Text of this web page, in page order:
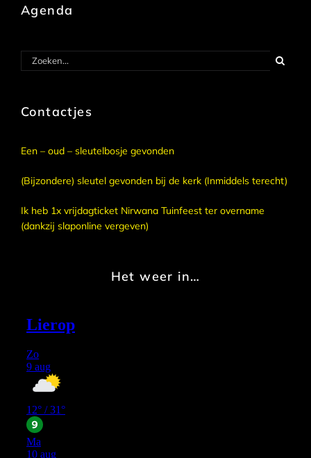
Agenda
Zoeken
naar:
Contactjes
Een – oud – sleutelbosje gevonden
(Bijzondere) sleutel gevonden bij de kerk (Inmiddels terecht)
Ik heb 1x vrijdagticket Nirwana Tuinfeest ter overname
(dankzij slaponline vergeven)
Het weer in…